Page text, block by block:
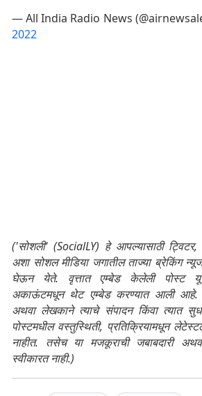
— All India Radio News
2022
('सोशली' (SocialLY) हे आपल्यासाठी
अशा सोशल मीडिया जगातील ताज्या ब्रेकिंग
घेऊन येते. वृत्तात एम्बेड केलेली पोस्ट
अकाऊंटमधून थेट एम्बेड करण्यात आली आहे.
अथवा लेखकाने त्याचे संपादन किंवा त्यात
पोस्टमधील वस्तुस्थिती, प्रतिक्रियामधून
नाहीत. तसेच या मजकूराची जबाबदारी
स्वीकारत नाही.)